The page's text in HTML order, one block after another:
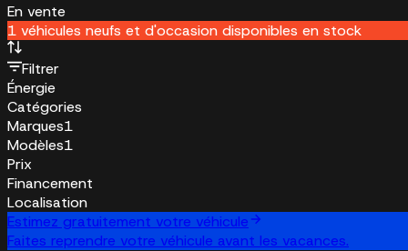
En vente
1 véhicules neufs et d'occasion disponibles en stock
Filtrer
Énergie
Catégories
Marques1
Modèles1
Prix
Financement
Localisation
Estimez gratuitement votre véhicule
Faites reprendre votre véhicule avant les vacances.